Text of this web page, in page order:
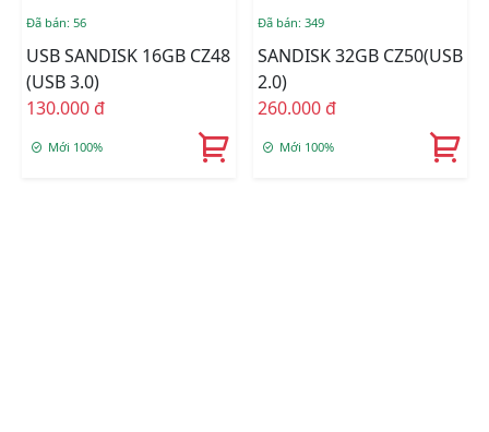
Đã bán: 56
USB SANDISK 16GB CZ48
(USB 3.0)
130.000 đ
Mới 100%
Đã bán: 349
SANDISK 32GB CZ50(USB
2.0)
260.000 đ
Mới 100%